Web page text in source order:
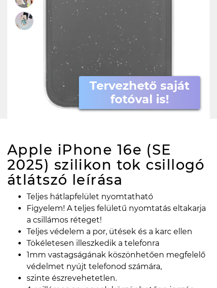
Tervezhető saját
fotóval is!
Apple iPhone 16e (SE
2025) szilikon tok csillogó
átlátszó leírása
Teljes hátlapfelület nyomtatható
Figyelem! A teljes felületű nyomtatás eltakarja
a csillámos réteget!
Teljes védelem a por, ütések és a karc ellen
Tökéletesen illeszkedik a telefonra
1mm vastagságának köszönhetően megfelelő
védelmet nyújt telefonod számára,
szinte észrevehetetlen.